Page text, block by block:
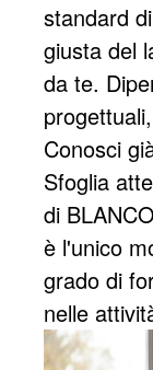
standard
giusta del
da te.
Conosci
Sfoglia
di
è l'unico
grado di
nelle